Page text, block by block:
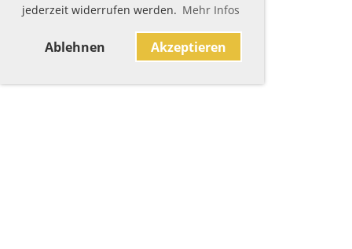
jederzeit widerrufen werden. Mehr Infos
Ablehnen Akzeptieren